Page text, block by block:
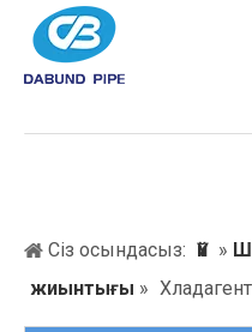
Сіз осындасыз: Үй »
жиынтығы »